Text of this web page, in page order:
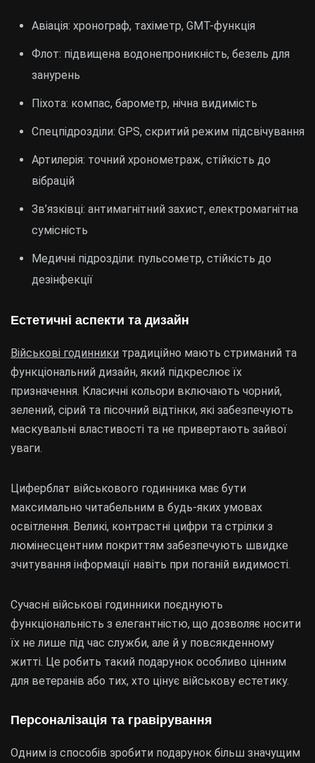
Авіація: хронограф, тахіметр, GMT-функція
Флот: підвищена водонепроникність, безель для
занурень
Піхота: компас, барометр, нічна видимість
Спецпідрозділи: GPS, скритий режим підсвічування
Артилерія: точний хронометраж, стійкість до
вібрацій
Зв’язківці: антимагнітний захист, електромагнітна
сумісність
Медичні підрозділи: пульсометр, стійкість до
дезінфекції
Естетичні аспекти та дизайн
Військові годинники традиційно мають стриманий та
функціональний дизайн, який підкреслює їх
призначення. Класичні кольори включають чорний,
зелений, сірий та пісочний відтінки, які забезпечують
маскувальні властивості та не привертають зайвої
уваги.
Циферблат військового годинника має бути
максимально читабельним в будь-яких умовах
освітлення. Великі, контрастні цифри та стрілки з
люмінесцентним покриттям забезпечують швидке
зчитування інформації навіть при поганій видимості.
Сучасні військові годинники поєднують
функціональність з елегантністю, що дозволяє носити
їх не лише під час служби, але й у повсякденному
житті. Це робить такий подарунок особливо цінним
для ветеранів або тих, хто цінує військову естетику.
Персоналізація та гравірування
Одним із способів зробити подарунок більш значущим